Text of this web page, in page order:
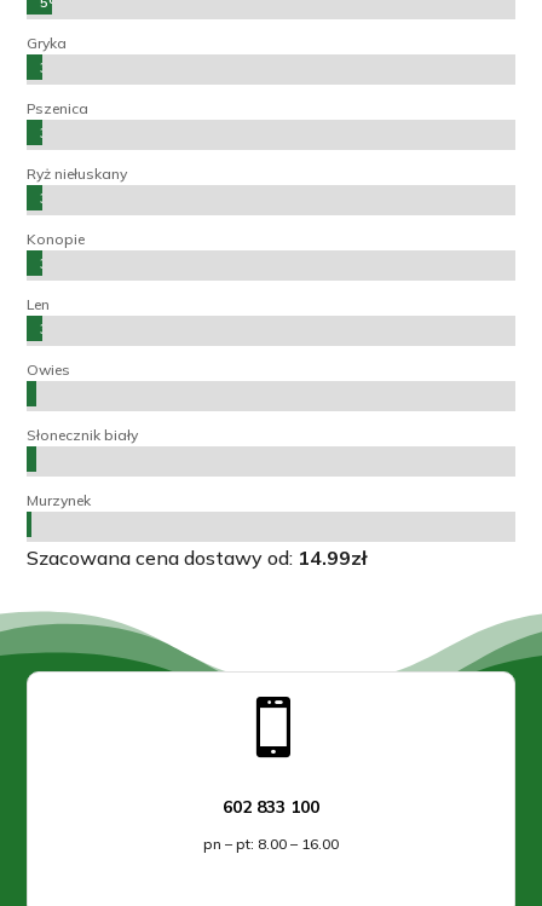
Gryka
3%
Pszenica
3%
Ryż niełuskany
3%
Konopie
3%
Len
3%
Owies
Słonecznik biały
Murzynek
Szacowana cena dostawy od: 14.99zł

602 833 100
pn – pt: 8.00 – 16.00